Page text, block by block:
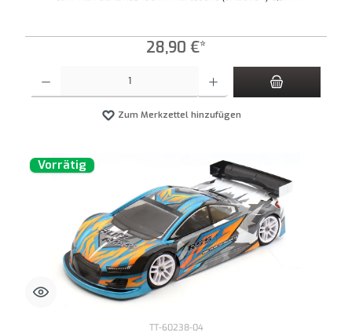
28,90 €*
Zum Merkzettel hinzufügen
Vorrätig
TT-60238-04